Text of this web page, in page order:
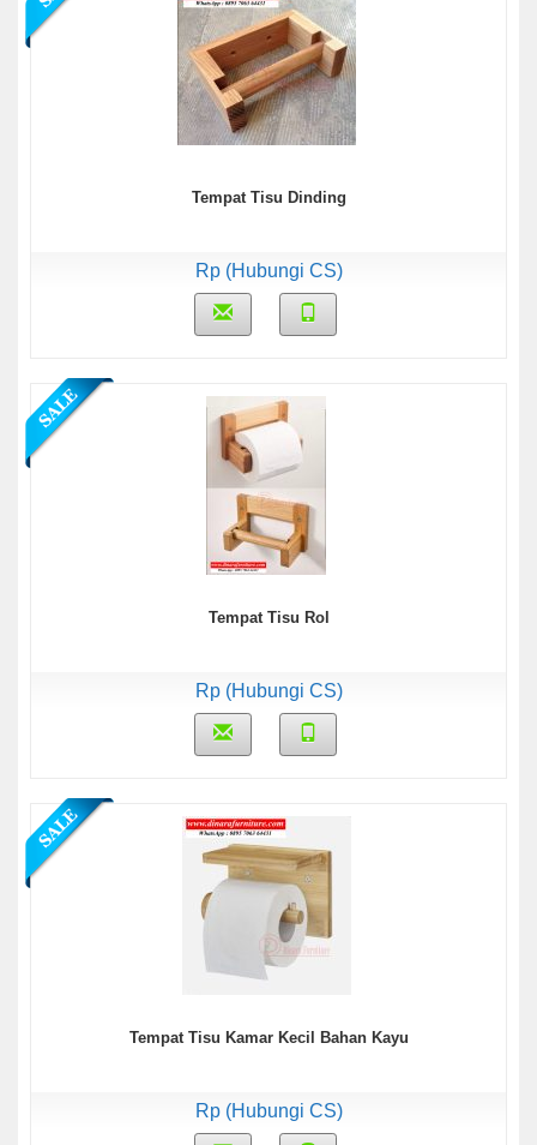
Tempat Tisu Dinding
Rp (Hubungi CS)
Tempat Tisu Rol
Rp (Hubungi CS)
Tempat Tisu Kamar Kecil Bahan Kayu
Rp (Hubungi CS)